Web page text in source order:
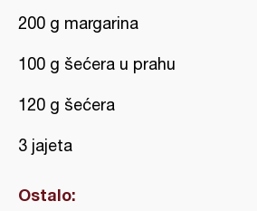
200 g margarina
100 g šećera u prahu
120 g šećera
3 jajeta
Ostalo: